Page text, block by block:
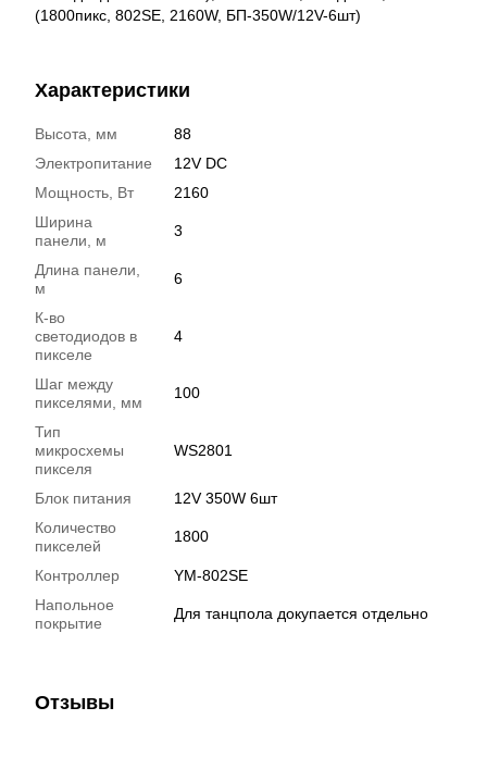
(1800пикс, 802SE, 2160W, БП-350W/12V-6шт)
Характеристики
Высота, мм
88
Электропитание
12V DC
Мощность, Вт
2160
Ширина
панели, м
3
Длина панели,
м
6
К-во
светодиодов в
пикселе
4
Шаг между
пикселями, мм
100
Тип
микросхемы
пикселя
WS2801
Блок питания
12V 350W 6шт
Количество
пикселей
1800
Контроллер
YM-802SE
Напольное
покрытие
Для танцпола докупается отдельно
Отзывы